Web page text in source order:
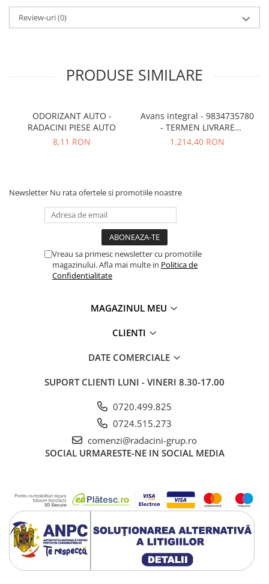
Review-uri(0)
PRODUSE SIMILARE
ODORIZANT AUTO -
RADACINI PIESE AUTO
8,11 RON
Avans integral - 9834735780
- TERMEN LIVRARE
NECUNOSCUT
1.214,40 RON
Newsletter Nu rata ofertele si promotiile noastre
Vreau sa primesc newsletter cu promotiile
magazinului. Afla mai multe in Politica de
Confidentialitate
MAGAZINUL MEU
CLIENTI
DATE COMERCIALE
SUPORT CLIENTI LUNI - VINERI 8.30-17.00
0720.499.825
0724.515.273
comenzi@radacini-grup.ro
SOCIAL URMARESTE-NE IN SOCIAL MEDIA